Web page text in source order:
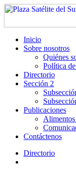
Inicio
Sobre nosotros
Quiénes
Política
Directorio
Sección 2
Publicaciones
Alimentos
Contáctenos
Directorio